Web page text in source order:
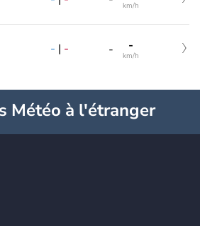
km/h
- | - - -
km/h
Météo à l'étranger